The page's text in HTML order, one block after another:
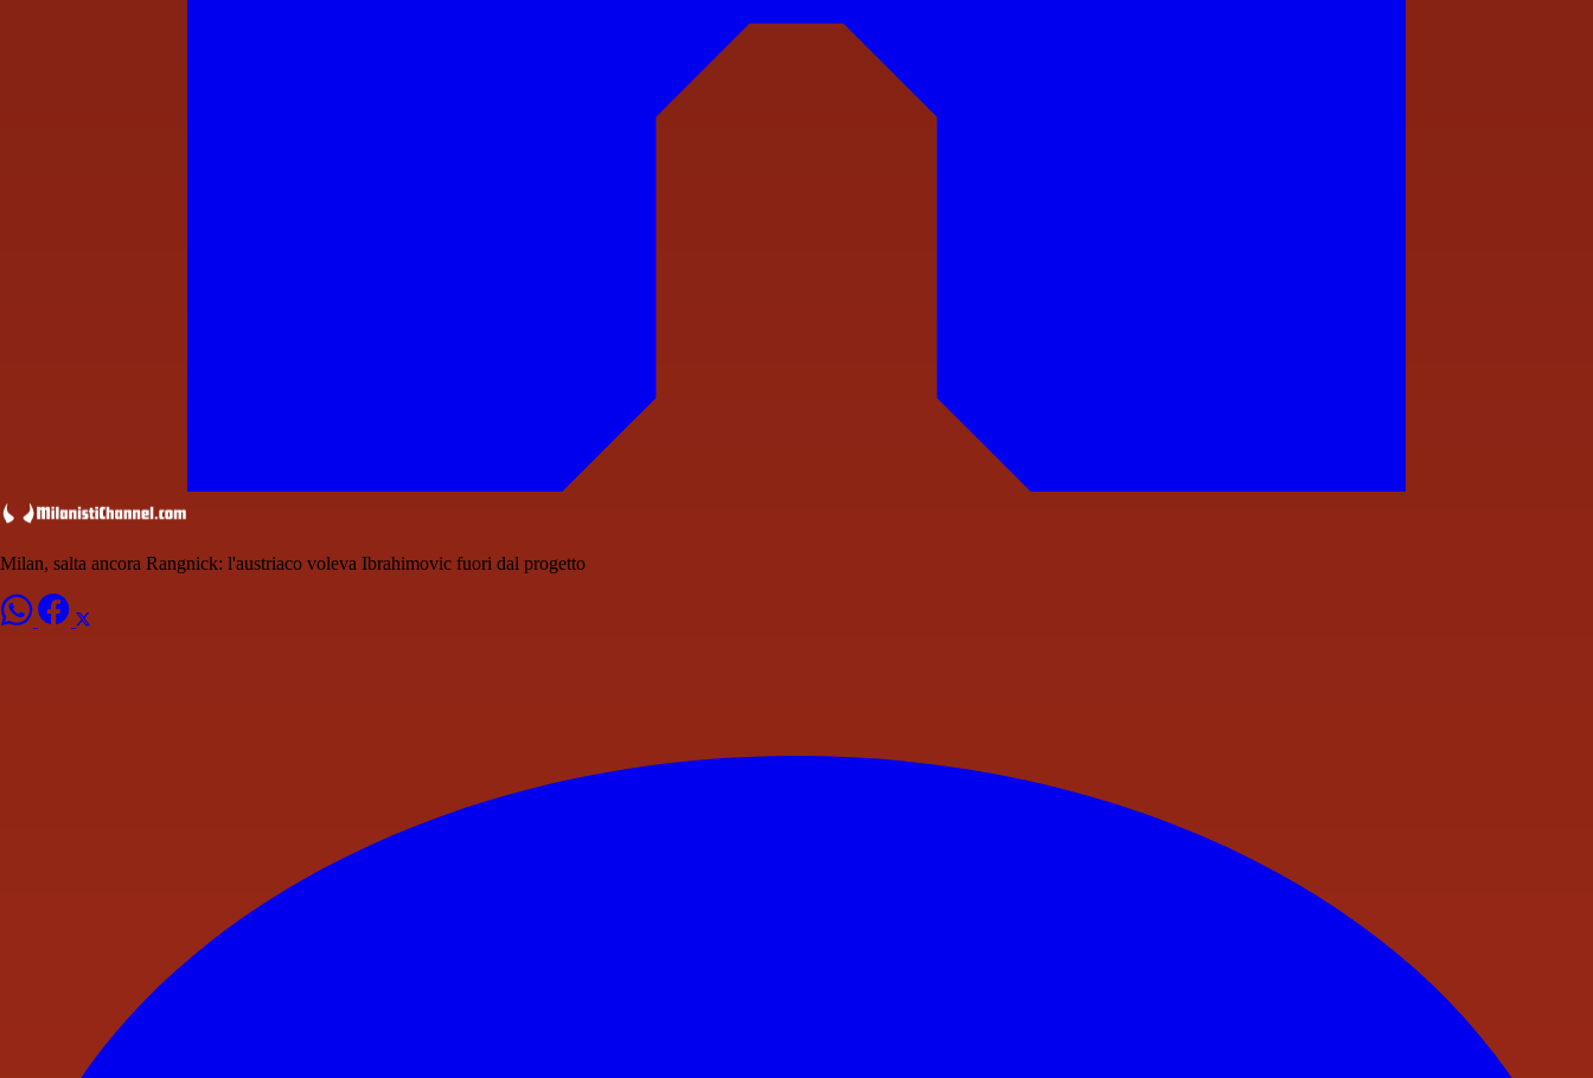
Milan, salta ancora Rangnick: l'austriaco voleva Ibrahimovic fuori dal progetto